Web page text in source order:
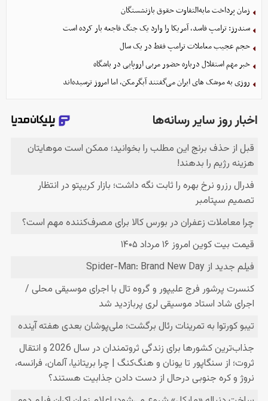
زمان پرداخت مابه‌التفاوت حقوق بازنشستگان
سندرز: ترامپ فاسد، آمریکا را وارد یک جنگ فاجعه بار کرده است
حجم عجیب معاملات ترامپ فقط در یک سال
خبر مهم استقلال درباره حضور مربی اروپایی در باشگاه
روزی به موشک‌ های ایران می‌گفتند آبگرمکن، اما امروز ترسیده‌اند